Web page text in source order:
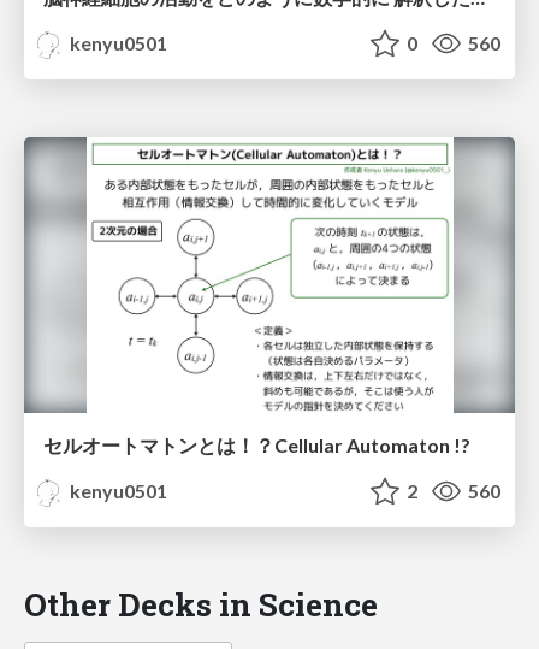
kenyu0501
0 560
セルオートマトンとは！？Cellular Automaton !?
kenyu0501
2 560
Other Decks in Science